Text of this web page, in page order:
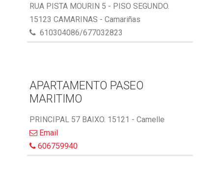
RUA PISTA MOURIN 5 - PISO SEGUNDO.
15123 CAMARINAS - Camariñas
610304086/677032823
APARTAMENTO PASEO
MARITIMO
PRINCIPAL 57 BAIXO. 15121 - Camelle
Email
606759940